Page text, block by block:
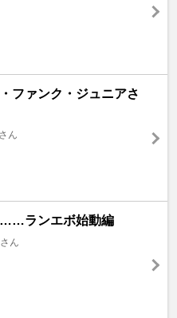
・ファンク・ジュニアさ
ん
ランエボ始動編
ん